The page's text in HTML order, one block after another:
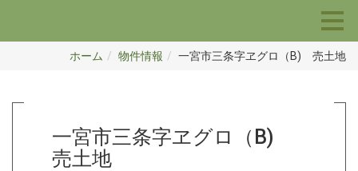
ホーム 物件情報 一宮市三条字ヱグロ（B) 売土地
一宮市三条字ヱグロ（B)
売土地